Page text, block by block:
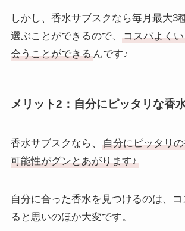
しかし、香水サブスクなら毎月最大3
選ぶことができるので、
コスパよく
会うことができるんです♪
メリット2：自分にピッタリな香
香水サブスクなら、
自分にピッタリ
可能性がグンとあがります♪
自分に合った香水を見つけるのは、コ
ると思いのほか大変です。